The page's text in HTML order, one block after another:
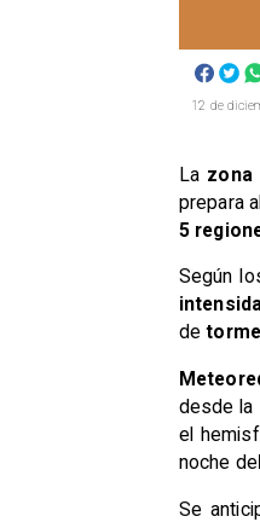
12 de
La
prepara
5
​Según
de
desde la
el
noche de
​Se